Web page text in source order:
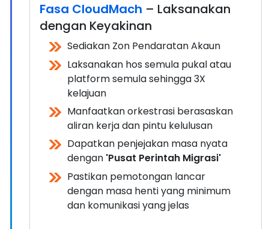
Fasa CloudMach – Laksanakan
dengan Keyakinan
Sediakan Zon Pendaratan Akaun
Laksanakan hos semula pukal atau
platform semula sehingga 3X
kelajuan
Manfaatkan orkestrasi berasaskan
aliran kerja dan pintu kelulusan
Dapatkan penjejakan masa nyata
dengan 'Pusat Perintah Migrasi'
Pastikan pemotongan lancar
dengan masa henti yang minimum
dan komunikasi yang jelas